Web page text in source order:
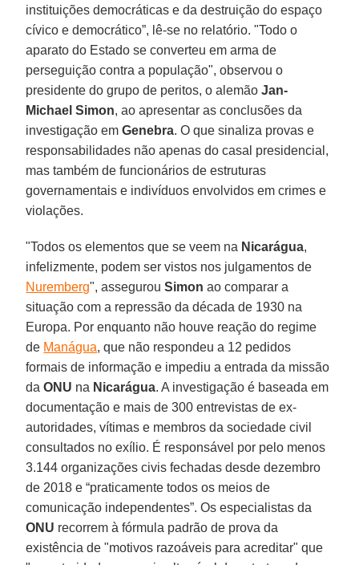
instituições democráticas e da destruição do espaço
cívico e democrático”, lê-se no relatório. "Todo o
aparato do Estado se converteu em arma de
perseguição contra a população", observou o
presidente do grupo de peritos, o alemãoJan-
Michael Simon, ao apresentar as conclusões da
investigação emGenebra. O que sinaliza provas e
responsabilidades não apenas do casal presidencial,
mas também de funcionários de estruturas
governamentais e indivíduos envolvidos em crimes e
violações.
"Todos os elementos que se veem na Nicarágua,
infelizmente, podem ser vistos nos julgamentos de
Nuremberg", assegurouSimon ao comparar a
situação com a repressão da década de 1930 na
Europa. Por enquanto não houve reação do regime
de Manágua, que não respondeu a 12 pedidos
formais de informação e impediu a entrada da missão
daONU na Nicarágua. A investigação é baseada em
documentação e mais de 300 entrevistas de ex-
autoridades, vítimas e membros da sociedade civil
consultados no exílio. É responsável por pelo menos
3.144 organizações civis fechadas desde dezembro
de 2018 e “praticamente todos os meios de
comunicação independentes”. Os especialistas da
ONU recorrem à fórmula padrão de prova da
existência de "motivos razoáveis para acreditar" que